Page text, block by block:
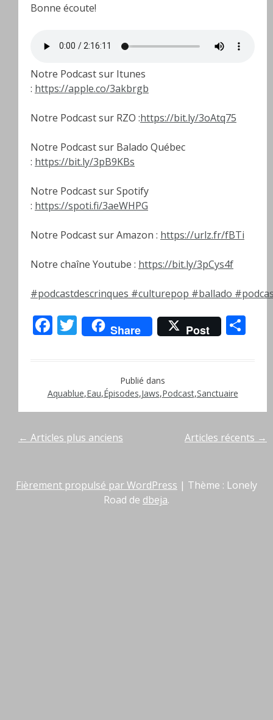
Bonne écoute!
Notre Podcast sur Itunes
: https://apple.co/3akbrgb
Notre Podcast sur RZO :https://bit.ly/3oAtq75
Notre Podcast sur Balado Québec
: https://bit.ly/3pB9KBs
Notre Podcast sur Spotify
: https://spoti.fi/3aeWHPG
Notre Podcast sur Amazon : https://urlz.fr/fBTi
Notre chaîne Youtube : https://bit.ly/3pCys4f
#podcastdescrinques #culturepop #ballado
Facebook
Twitter
Share Post
Publié dans
Aquablue,Eau,Épisodes,Jaws,Podcast,Sanctuaire
Navigation
articles
← Articles plus anciens Articles récents →
Fièrement propulsé par WordPress | Thème : Lonely
Road de dbeja.